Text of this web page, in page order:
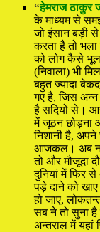
“हेमराज ठाकुर
के माध्यम से
जो इंसान बड़ी
करता है तो भला
को लोग कैसे भूल
(निवाला) भी
बहुत ज्यादा
गए है, जिस
है सदियों से।
में जूठन छोड़ना
निशानी है,
आजकल। अब न
तो और मौजूदा
दुनियां में फिर
पड़े दाने को
हो जाए,
सब ने तो सुना है
अन्तराल में यहां